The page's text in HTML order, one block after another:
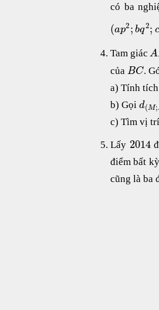
có ba
(ap2; bq2; c
Tam giác A
của BC.
a) Tính tích
b) Gọi d(M;
c) Tìm vị
Lấy 2014
điểm bất
cũng là ba